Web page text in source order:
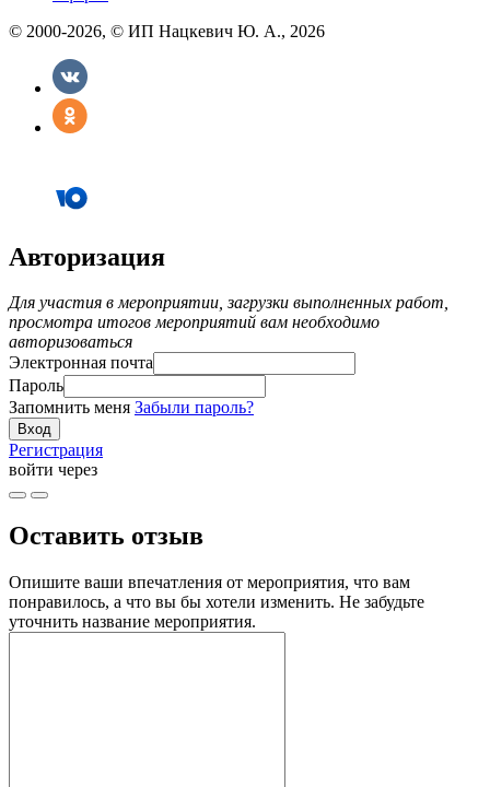
© 2000-2026, © ИП Нацкевич Ю. А., 2026
Авторизация
Для участия в мероприятии, загрузки выполненных работ,
просмотра итогов мероприятий вам необходимо
авторизоваться
Электронная почта
Пароль
Запомнить меня Забыли пароль?
Регистрация
войти через
Оставить отзыв
Опишите ваши впечатления от мероприятия, что вам
понравилось, а что вы бы хотели изменить. Не забудьте
уточнить название мероприятия.